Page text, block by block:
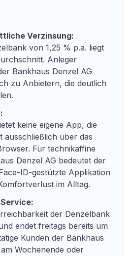
Verzinsung:
von 1,25 % p.a. liegt
Anleger
Bankhaus Denzel AG
zu Anbietern, die deutlich
keine eigene App, die
ausschließlich über das
Für technikaffine
Denzel AG bedeutet der
ID-gestützte Applikation
im Alltag.
der Denzelbank
endet freitags bereits um
Kunden der Bankhaus
Wochenende oder